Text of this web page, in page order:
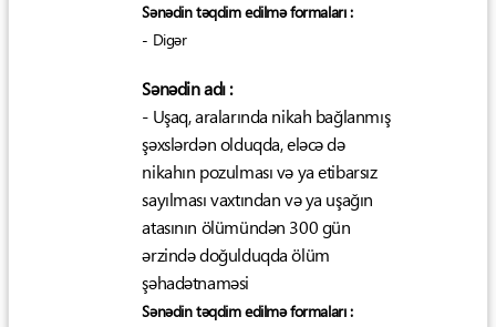
Sənədin təqdim edilmə formaları :
- Digər
Sənədin adı :
- Uşaq, aralarında nikah bağlanmış
şəxslərdən olduqda, eləcə də
nikahın pozulması və ya etibarsız
sayılması vaxtından və ya uşağın
atasının ölümündən 300 gün
ərzində doğulduqda ölüm
şəhadətnaməsi
Sənədin təqdim edilmə formaları :